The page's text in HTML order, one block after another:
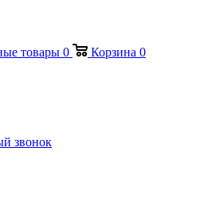
товары 0 Корзина 0
звонок